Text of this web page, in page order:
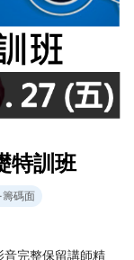
特訓班
碼面
完整保留講師精